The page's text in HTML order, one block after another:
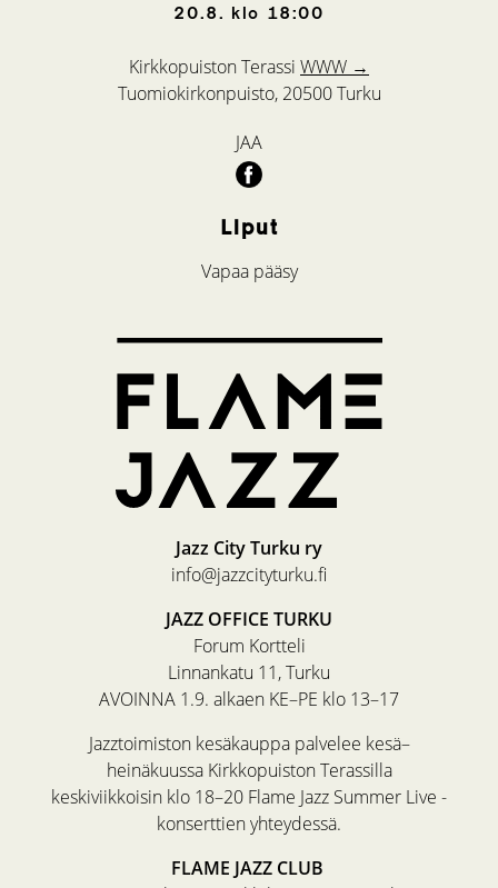
20.8. klo 18:00
Kirkkopuiston Terassi WWW →
Tuomiokirkonpuisto, 20500 Turku
JAA
Liput
Vapaa pääsy
Jazz City Turku ry
info@jazzcityturku.fi
JAZZ OFFICE TURKU
Forum Kortteli
Linnankatu 11, Turku
AVOINNA 1.9. alkaen KE–PE klo 13–17
Jazztoimiston kesäkauppa palvelee kesä–
heinäkuussa Kirkkopuiston Terassilla
keskiviikkoisin klo 18–20 Flame Jazz Summer Live -
konserttien yhteydessä.
FLAME JAZZ CLUB